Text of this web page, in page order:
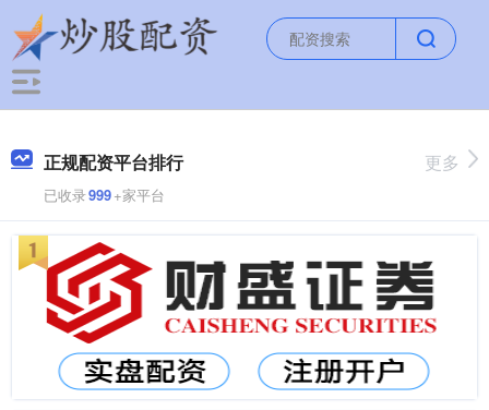
正规配资平台排行
已收录999+家平台
更多